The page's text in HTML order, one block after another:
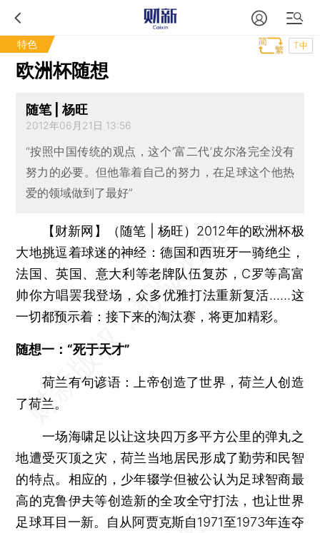
特色 T中
欧洲杯随想
随笔 | 杨旺
2012年06月21日 13:56
“按照中国传统的观点，这个‘富二代’皮尔洛完全没有
努力的必要。但他靠着自己的努力，在足球这个他热
爱的领域做到了最好”
【财新网】（随笔 | 杨旺） 2012年的欧洲杯极
大地挑逗着球迷的神经：德国和西班牙一骑绝尘，
法国、英国、意大利等老牌队伍复苏，C罗等高富
帅你方唱罢我登场，众多优雅打法重新复活……这
一切都预示着：接下来的淘汰赛，将更加精彩。
随想一：“死于天才”
荷兰有句谚语：上帝创造了世界，荷兰人创造
了荷兰。
一场海啸足以让这块四万多平方公里的弹丸之
地遭受灭顶之灾，荷兰当地居民形成了勤劳和民智
的特点。相应的，少年辍学但被公认为足球智商最
高的克鲁伊夫等创造新的全攻全守打法，也让世界
足球耳目一新。自从阿贾克斯自1971至1973年连夺